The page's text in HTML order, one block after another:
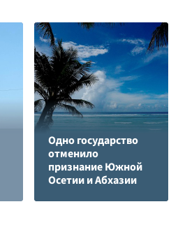
Одно государство
отменило
признание Южной
Осетии и Абхазии